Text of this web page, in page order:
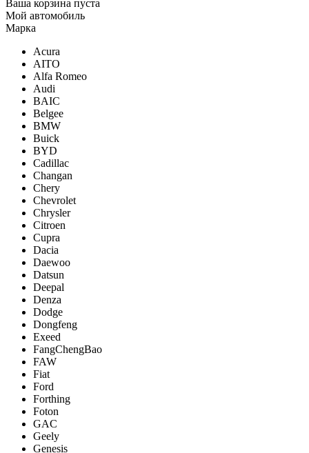
Ваша корзина пуста
Мой автомобиль
Марка
Acura
AITO
Alfa Romeo
Audi
BAIC
Belgee
BMW
Buick
BYD
Cadillac
Changan
Chery
Chevrolet
Chrysler
Citroen
Cupra
Dacia
Daewoo
Datsun
Deepal
Denza
Dodge
Dongfeng
Exeed
FangChengBao
FAW
Fiat
Ford
Forthing
Foton
GAC
Geely
Genesis